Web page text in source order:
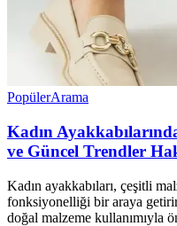
PopülerArama
Kadın
ve Güncel Trendler
Kadın ayakkabıları, çeşitli
fonksiyonelliği bir araya
doğal malzeme kullanımıyla